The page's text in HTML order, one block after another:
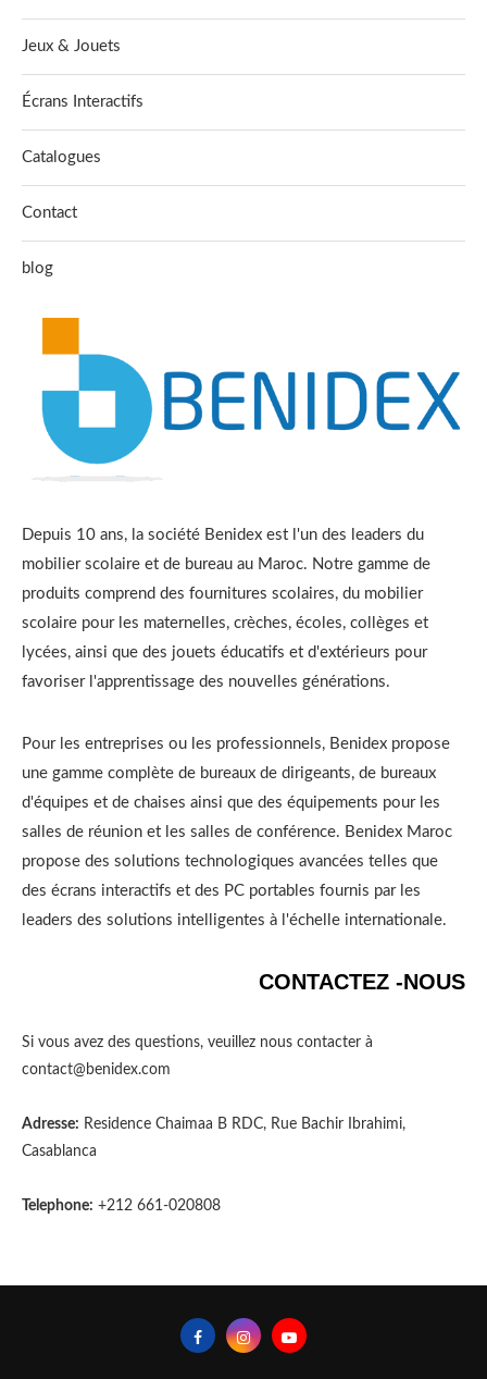
Jeux & Jouets
Écrans Interactifs
Catalogues
Contact
blog
Depuis 10 ans, la société Benidex est l'un des leaders du
mobilier scolaire et de bureau au Maroc. Notre gamme de
produits comprend des fournitures scolaires, du mobilier
scolaire pour les maternelles, crèches, écoles, collèges et
lycées, ainsi que des jouets éducatifs et d'extérieurs pour
favoriser l'apprentissage des nouvelles générations.
Pour les entreprises ou les professionnels, Benidex propose
une gamme complète de bureaux de dirigeants, de bureaux
d'équipes et de chaises ainsi que des équipements pour les
salles de réunion et les salles de conférence. Benidex Maroc
propose des solutions technologiques avancées telles que
des écrans interactifs et des PC portables fournis par les
leaders des solutions intelligentes à l'échelle internationale.
CONTACTEZ -NOUS
Si vous avez des questions, veuillez nous contacter à
contact@benidex.com
Adresse: Residence Chaimaa B RDC, Rue Bachir Ibrahimi,
Casablanca
Telephone: +212 661-020808